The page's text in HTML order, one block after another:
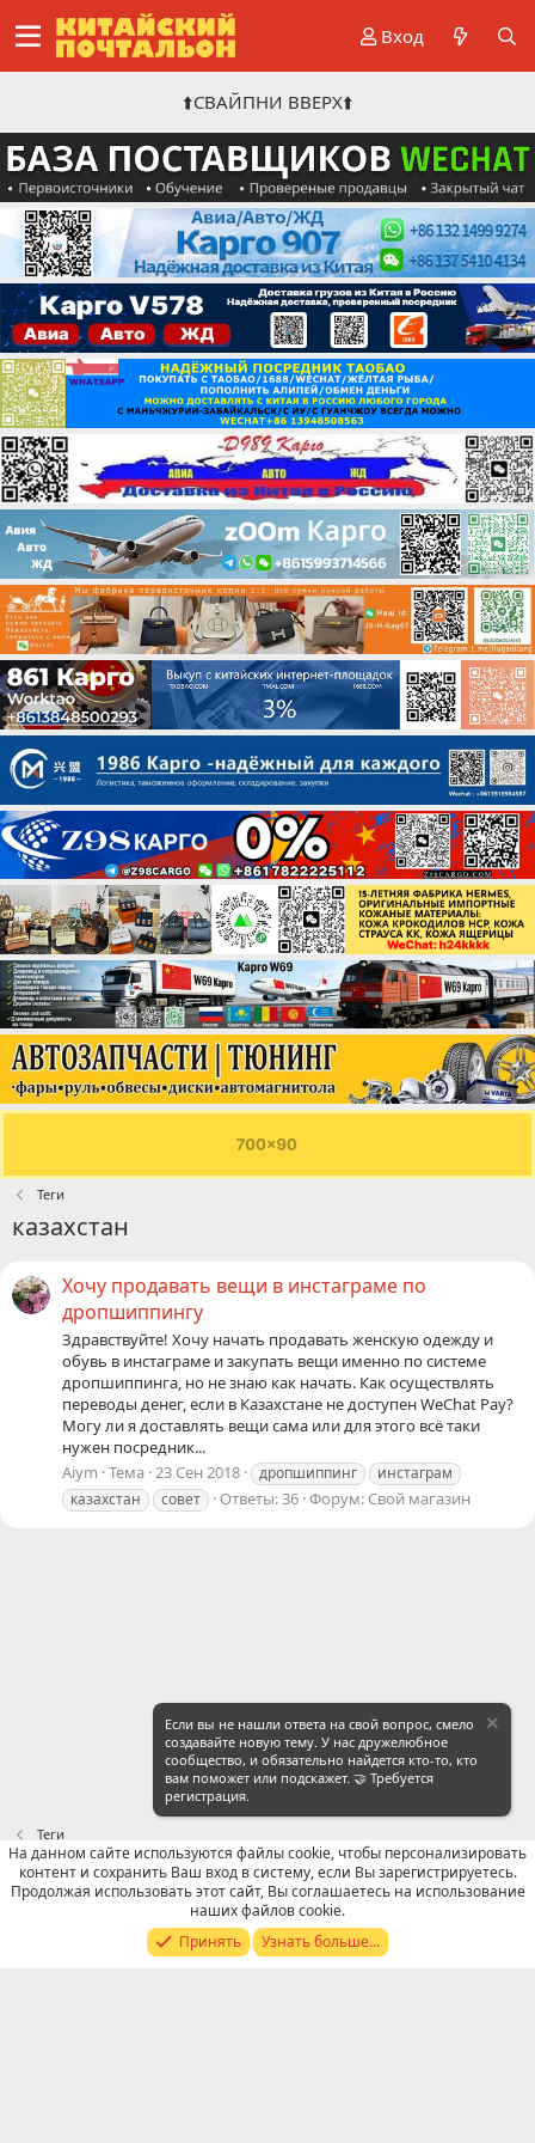
Вход
⬆️СВАЙПНИ ВВЕРХ⬆️
Теги
казахстан
Хочу продавать вещи в инстаграме по
дропшиппингу
Здравствуйте! Хочу начать продавать женскую одежду и
обувь в инстаграме и закупать вещи именно по системе
дропшиппинга, но не знаю как начать. Как осуществлять
переводы денег, если в Казахстане не доступен WeChat Pay?
Могу ли я доставлять вещи сама или для этого всё таки
нужен посредник...
Aiym Тема 23 Сен 2018 дропшиппинг
инстаграм
казахстан
совет Ответы: 36 Форум: Свой магазин
Теги
Russian (RU)
Условия и правила
Политика конфиденциальности
Помощь
R
S
Если вы не нашли ответа на свой вопрос, смело
создавайте новую тему. У нас дружелюбное
сообщество, и обязательно найдется кто-то, кто
вам поможет или подскажет. 🤝 Требуется
регистрация.
На данном сайте используются файлы cookie, чтобы персонализировать
контент и сохранить Ваш вход в систему, если Вы зарегистрируетесь.
Продолжая использовать этот сайт, Вы соглашаетесь на использование
наших файлов cookie.
Принять
Узнать больше...